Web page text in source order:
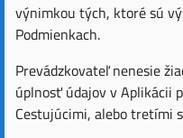
výnimkou tých, ktoré sú
Podmienkach.
Prevádzkovateľ nenesie
úplnosť údajov v Aplikácii
Cestujúcimi, alebo tretími